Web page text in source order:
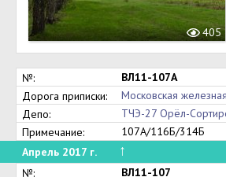
405
№:
ВЛ11-107А
Дорога приписки:
Московская
Депо:
ТЧЭ-27 Орёл-
Примечание:
107А/116Б/314Б
Апрель 2017 г.
↑
№:
ВЛ11-107